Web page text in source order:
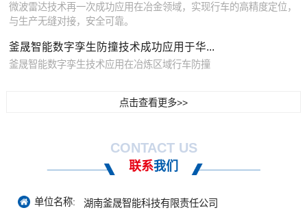
微波雷达技术再一次成功应用在冶金领域，实现行车的高精度定位，
与生产无缝对接，安全可靠。
釜晟智能数字孪生防撞技术成功应用于华...
釜晟智能数字孪生技术应用在冶炼区域行车防撞
点击查看更多>>
CONTACT US
联系我们
单位名称: 湖南釜晟智能科技有限责任公司